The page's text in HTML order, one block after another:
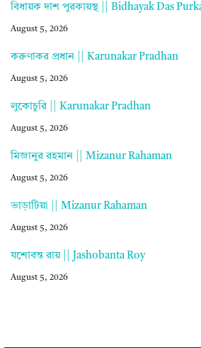
বিধায়ক দাশ পুরকায়স্থ || Bidhayak Das
August 5, 2026
করুণাকর প্রধান || Karunakar Pradhan
August 5, 2026
লুকোচুরি || Karunakar Pradhan
August 5, 2026
মিজানুর রহমান || Mizanur Rahaman
August 5, 2026
ভাড়াটিয়া || Mizanur Rahaman
August 5, 2026
যশোবন্ত রায় || Jashobanta Roy
August 5, 2026